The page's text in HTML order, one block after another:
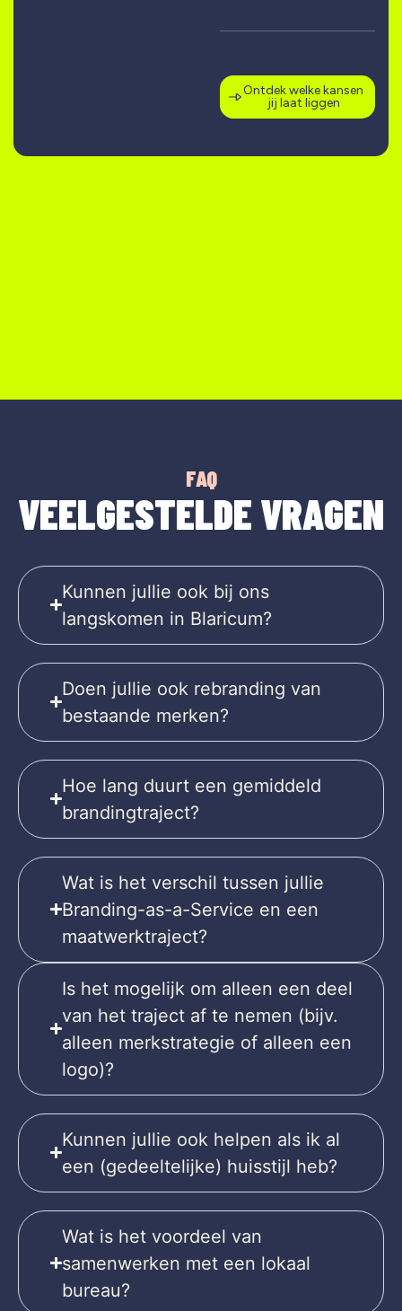
Ontdek welke kansen
jij laat liggen
FAQ
VEELGESTELDE VRAGEN
Kunnen jullie ook bij ons
langskomen in Blaricum?
Doen jullie ook rebranding van
bestaande merken?
Hoe lang duurt een gemiddeld
brandingtraject?
Wat is het verschil tussen jullie
Branding-as-a-Service en een
maatwerktraject?
Is het mogelijk om alleen een deel
van het traject af te nemen (bijv.
alleen merkstrategie of alleen een
logo)?
Kunnen jullie ook helpen als ik al
een (gedeeltelijke) huisstijl heb?
Wat is het voordeel van
samenwerken met een lokaal
bureau?